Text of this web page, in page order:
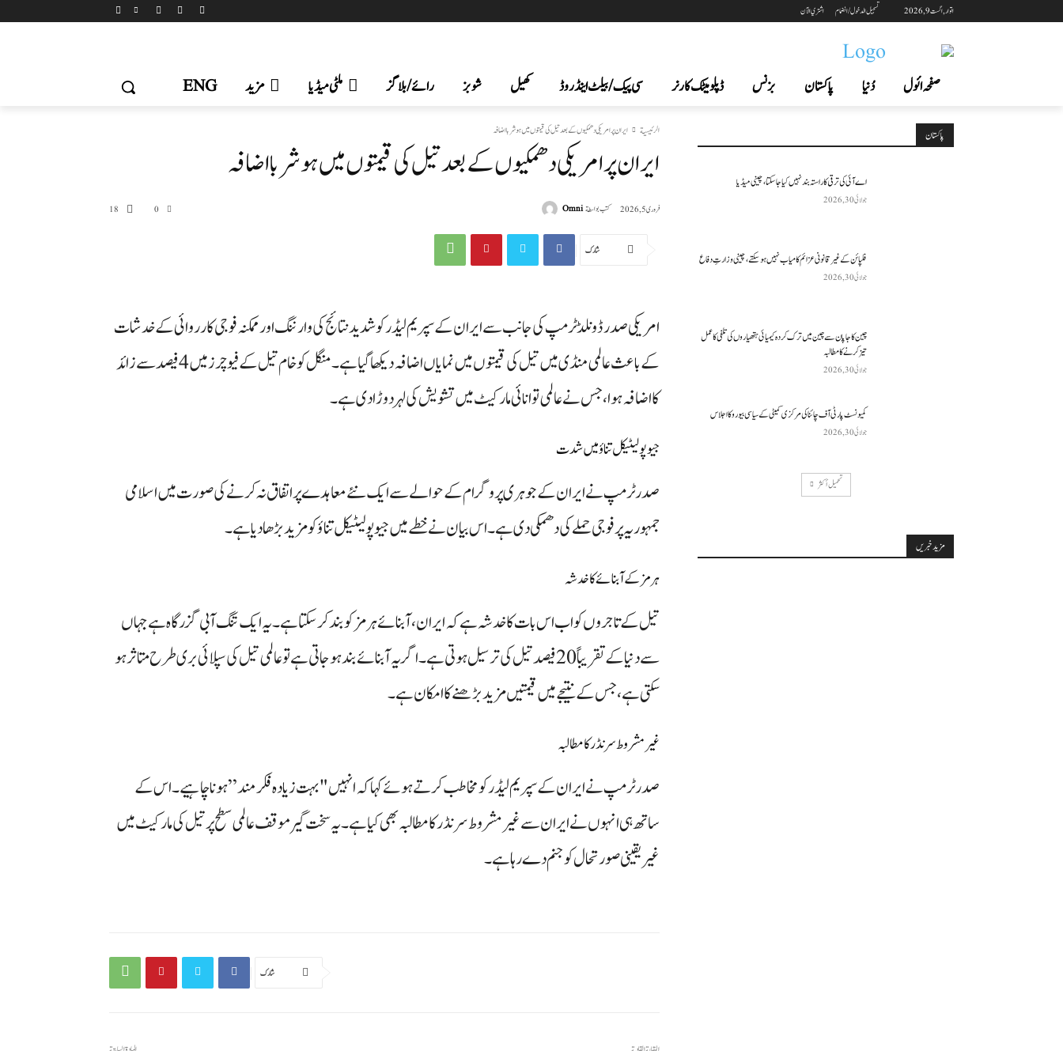
اتوار, اگست 9, 2026 تسجيل الدخول / انضمام اشتري الآن
صفحہ ائول دُنیا پاکستان بزنس ڈپلومیٹک کارنر سی پیک /بیلٹ اینڈ روڈ کھیل شوبز رائے/بلاگز ملٹی میڈیا مزید ENG
الرئيسية ایران پر امریکی دھمکیوں کے بعد تیل کی قیمتوں میں ہوشربا اضافہ
ایران پر امریکی دھمکیوں کے بعد تیل کی قیمتوں میں ہوشربا اضافہ
0
18 فروری 5, 2026 كتب بواسطةOmni
شارك
امریکی صدر ڈونلڈ ٹرمپ کی جانب سے ایران کے سپریم لیڈر کو شدید نتائج کی وارننگ اور ممکنہ فوجی کارروائی کے خدشات
کے باعث عالمی منڈی میں تیل کی قیمتوں میں نمایاں اضافہ دیکھا گیا ہے۔ منگل کو خام تیل کے فیوچرز میں 4 فیصد سے زائد
کا اضافہ ہوا، جس نے عالمی توانائی مارکیٹ میں تشویش کی لہر دوڑا دی ہے۔
جیو پولیٹیکل تناؤ میں شدت
صدر ٹرمپ نے ایران کے جوہری پروگرام کے حوالے سے ایک نئے معاہدے پر اتفاق نہ کرنے کی صورت میں اسلامی
جمہوریہ پر فوجی حملے کی دھمکی دی ہے۔ اس بیان نے خطے میں جیو پولیٹیکل تناؤ کو مزید بڑھا دیا ہے۔
ہرمز کے آبنائے کا خدشہ
تیل کے تاجروں کو اب اس بات کا خدشہ ہے کہ ایران، آبنائے ہرمز کو بند کر سکتا ہے۔ یہ ایک تنگ آبی گزرگاہ ہے جہاں
سے دنیا کے تقریباً 20 فیصد تیل کی ترسیل ہوتی ہے۔ اگر یہ آبنائے بند ہو جاتی ہے تو عالمی تیل کی سپلائی بری طرح متاثر ہو
سکتی ہے، جس کے نتیجے میں قیمتیں مزید بڑھنے کا امکان ہے۔
غیر مشروط سرنڈر کا مطالبہ
صدر ٹرمپ نے ایران کے سپریم لیڈر کو مخاطب کرتے ہوئے کہا کہ انہیں "بہت زیادہ فکر مند” ہونا چاہیے۔ اس کے
ساتھ ہی انہوں نے ایران سے غیر مشروط سرنڈر کا مطالبہ بھی کیا ہے۔ یہ سخت گیر موقف عالمی سطح پر تیل کی مارکیٹ میں
غیر یقینی صورتحال کو جنم دے رہا ہے۔
شارك
پاکستان
اے آئی کی ترقی کا راستہ بند نہیں کیا جا سکتا، چینی میڈیا
جولائی 30, 2026
فلپائن کے غیر قانونی عزائم کامیاب نہیں ہو سکتے ، چینی وزارتِ دفاع
جولائی 30, 2026
چین کا جاپان سے چین میں ترک کردہ کیمیائی ہتھیاروں کی تلفی کا عمل
تیز کرنے کا مطالبہ
جولائی 30, 2026
کمیونسٹ پارٹی آف چائنا کی مرکزی کمیٹی کے سیاسی بیورو کا اجلاس
جولائی 30, 2026
تحميل أكثر
مزید خبریں